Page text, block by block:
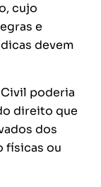
cujo
e
devem
poderia
direito que
dos
físicas ou